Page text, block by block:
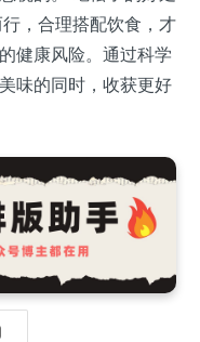
，合理搭配饮食，才
健康风险。通过科学
味的同时，收获更好
)